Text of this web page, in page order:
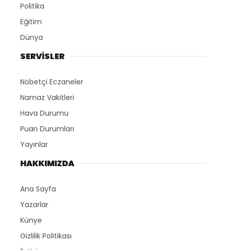
Politika
Eğitim
Dünya
SERVİSLER
Nöbetçi Eczaneler
Namaz Vakitleri
Hava Durumu
Puan Durumları
Yayınlar
HAKKIMIZDA
Ana Sayfa
Yazarlar
Künye
Gizlilik Politikası